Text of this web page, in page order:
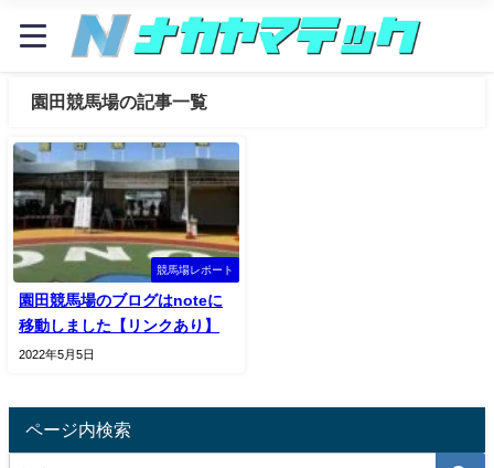
園田競馬場の記事一覧
競馬場レポート
園田競馬場のブログはnoteに
移動しました【リンクあり】
2022年5月5日
ページ内検索